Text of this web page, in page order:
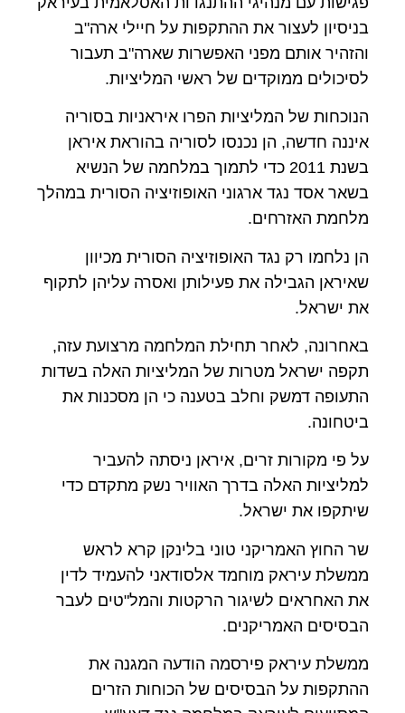
בניסיון לעצור את ההתקפות על חיילי ארה"ב
והזהיר אותם מפני האפשרות שארה"ב תעבור
לסיכולים ממוקדים של ראשי המליציות.
הנוכחות של המליציות הפרו איראניות בסוריה
איננה חדשה, הן נכנסו לסוריה בהוראת איראן
בשנת 2011 כדי לתמוך במלחמה של הנשיא
בשאר אסד נגד ארגוני האופוזיציה הסורית במהלך
מלחמת האזרחים.
הן נלחמו רק נגד האופוזיציה הסורית מכיוון
שאיראן הגבילה את פעילותן ואסרה עליהן לתקוף
את ישראל.
באחרונה, לאחר תחילת המלחמה מרצועת עזה,
תקפה ישראל מטרות של המליציות האלה בשדות
התעופה דמשק וחלב בטענה כי הן מסכנות את
ביטחונה.
על פי מקורות זרים, איראן ניסתה להעביר
למליציות האלה בדרך האוויר נשק מתקדם כדי
שיתקפו את ישראל.
שר החוץ האמריקני טוני בלינקן קרא לראש
ממשלת עיראק מוחמד אלסודאני להעמיד לדין
את האחראים לשיגור הרקטות והמל"טים לעבר
הבסיסים האמריקנים.
ממשלת עיראק פירסמה הודעה המגנה את
ההתקפות על הבסיסים של הכוחות הזרים